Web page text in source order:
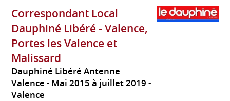
Correspondant Local
Dauphiné Libéré - Valence,
Portes les Valence et
Malissard
Dauphiné Libéré Antenne
Valence
Mai 2015 à juillet 2019
Valence